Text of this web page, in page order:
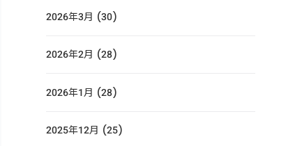
2026年3月 (30)
2026年2月 (28)
2026年1月 (28)
2025年12月 (25)